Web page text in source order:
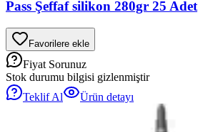
Pass Şeffaf silikon 280gr 25 Adet
Favorilere ekle
Fiyat Sorunuz
Stok durumu bilgisi gizlenmiştir
Teklif Al
Ürün detayı